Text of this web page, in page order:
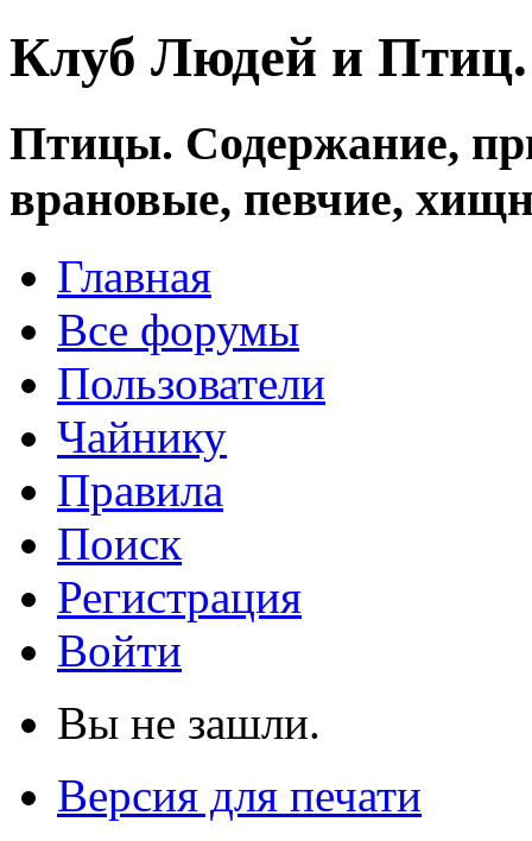
Клуб Людей и
Птицы. Содержание,
врановые, певчие,
Главная
Все форумы
Пользователи
Чайнику
Правила
Поиск
Регистрация
Войти
Вы не зашли.
Версия для печати